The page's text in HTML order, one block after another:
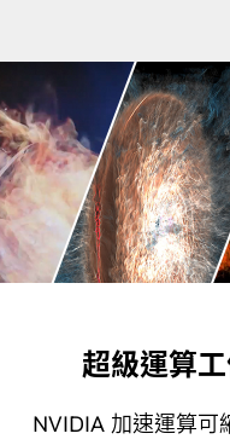
超級運算
NVIDIA 加速運算可